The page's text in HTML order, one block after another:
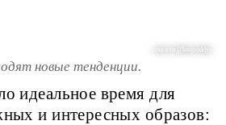
соцсети @lissyroddyy
новые тенденции.
идеальное время для
и интересных образов: